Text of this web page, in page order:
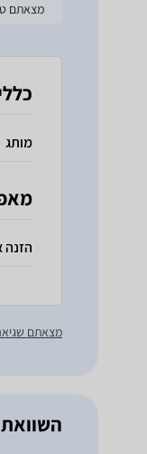
מצאתם
מותג
הזנה
מצאתם